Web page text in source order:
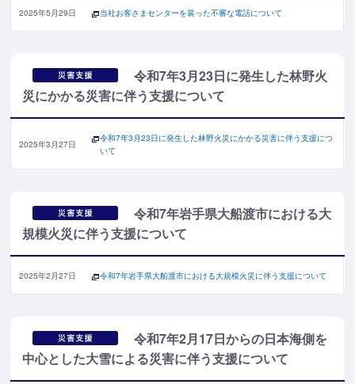
2025年5月29日 当社お客さまセンターを装った不審な電話について
令和7年3月23日に発生した林野火
災にかかる災害に伴う支援について
2025年3月27日
令和7年3月23日に発生した林野火災にかかる災害に伴う支援につ
いて
令和7年岩手県大船渡市における大
規模火災に伴う支援について
2025年2月27日 令和7年岩手県大船渡市における大規模火災に伴う支援について
令和7年2月17日からの日本海側を
中心とした大雪による災害に伴う支援について